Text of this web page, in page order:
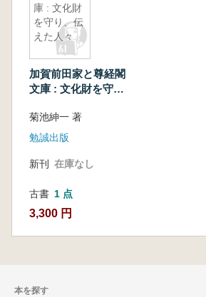
庫 : 文化財
を守り、伝
えた人々
加賀前田家と尊経閣
文庫 : 文化財を守
菊池紳一 著
勉誠出版
新刊 在庫なし
古書 1 点
3,300 円
本を探す